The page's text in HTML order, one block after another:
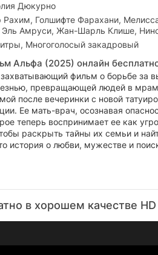
Дюкурно
Рахим, Голшифте Фарахани,
Амруси, Жан-Шарль Клише,
Многоголосый закадровый
Альфа (2025) онлайн
фильм о борьбе за
превращающей людей в
после вечеринки с новой
Ее мать-врач, осознавая
теперь воспринимает ее как
раскрыть тайны их семьи и
история о любви, мужестве и
в хорошем качестве